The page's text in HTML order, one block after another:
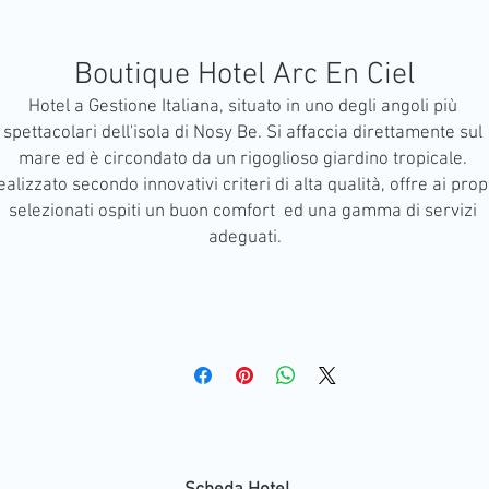
Boutique Hotel Arc En Ciel
Hotel a Gestione Italiana, situato in uno degli angoli più
spettacolari dell'isola di Nosy Be. Si affaccia direttamente sul
mare ed è circondato da un rigoglioso giardino tropicale.
secondo innovativi criteri di alta qualità, offre ai
selezionati ospiti un buon comfort  ed una gamma di servizi
adeguati.